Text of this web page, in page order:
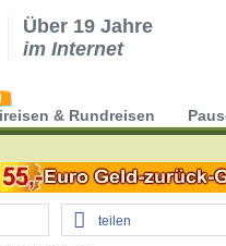
Über 19 Jahre
im Internet
& Rundreisen
teilen